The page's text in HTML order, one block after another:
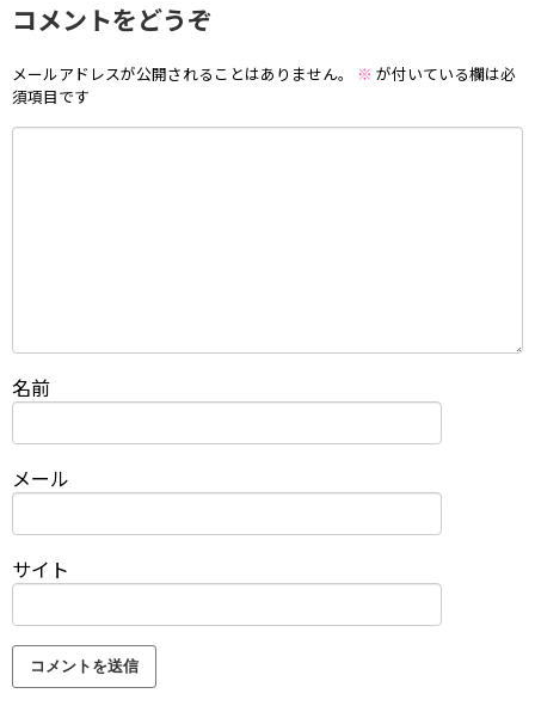
コメントをどうぞ
メールアドレスが公開されることはありません。 ※ が付いている欄は必
須項目です
名前
メール
サイト